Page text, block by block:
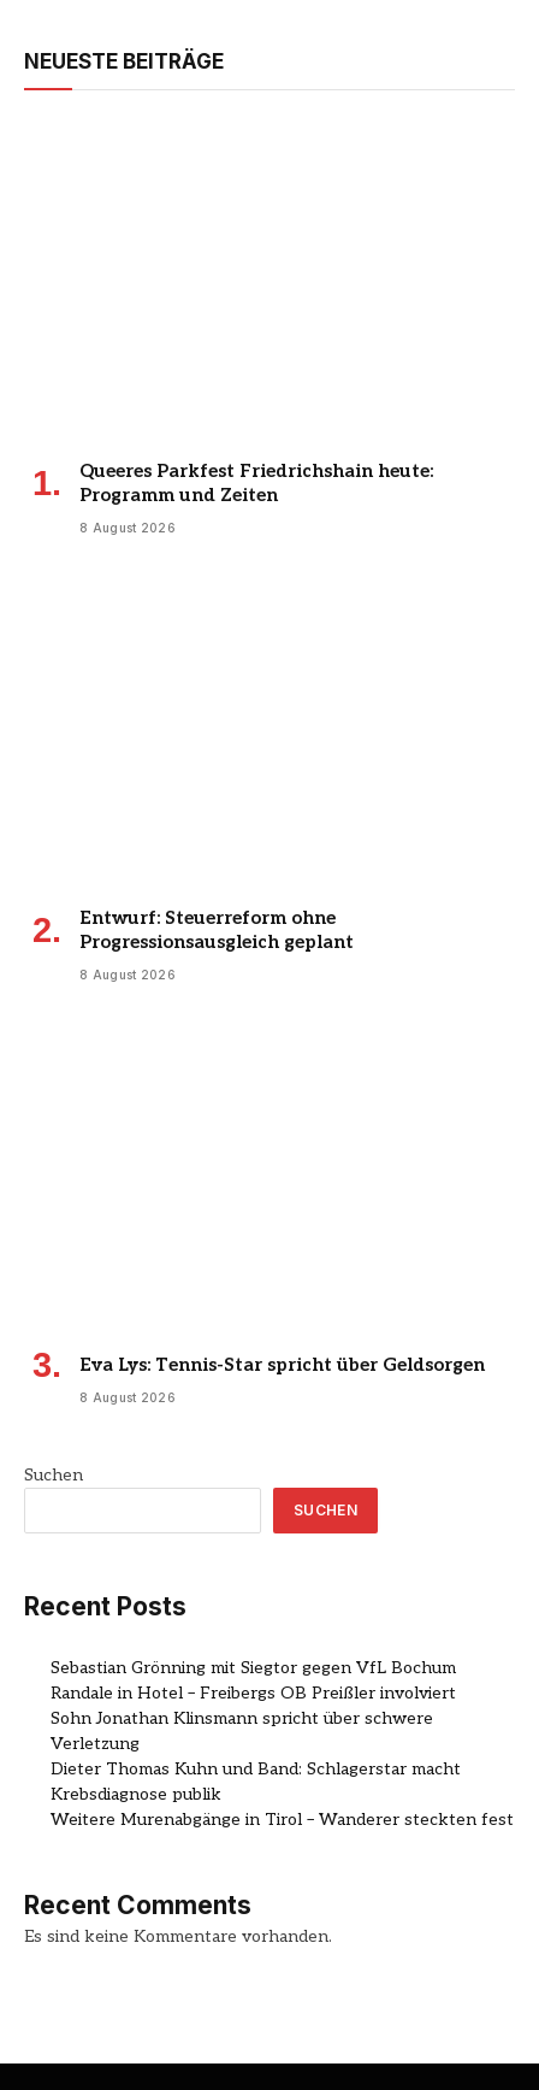
NEUESTE BEITRÄGE
Queeres Parkfest Friedrichshain heute:
Programm und Zeiten
8 August 2026
Entwurf: Steuerreform ohne
Progressionsausgleich geplant
8 August 2026
Eva Lys: Tennis-Star spricht über Geldsorgen
8 August 2026
Suchen
SUCHEN
Recent Posts
Sebastian Grönning mit Siegtor gegen VfL Bochum
Randale in Hotel – Freibergs OB Preißler involviert
Sohn Jonathan Klinsmann spricht über schwere
Verletzung
Dieter Thomas Kuhn und Band: Schlagerstar macht
Krebsdiagnose publik
Weitere Murenabgänge in Tirol – Wanderer steckten fest
Recent Comments
Es sind keine Kommentare vorhanden.